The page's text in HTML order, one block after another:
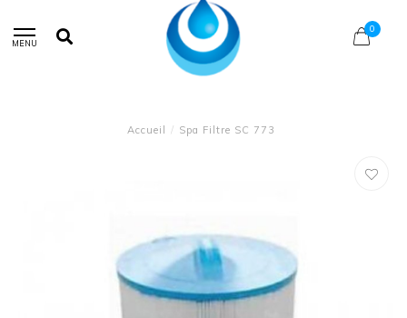
MENU
0
Accueil / Spa Filtre SC 773